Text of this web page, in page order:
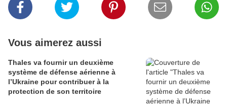
Vous aimerez aussi
Thales va fournir un deuxième
système de défense aérienne à
l’Ukraine pour contribuer à la
protection de son territoire